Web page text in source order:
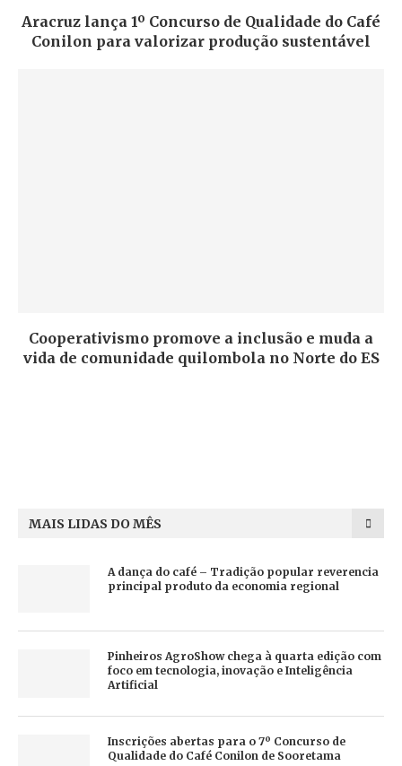
Aracruz lança 1º Concurso de Qualidade do Café
Conilon para valorizar produção sustentável
Cooperativismo promove a inclusão e muda a
vida de comunidade quilombola no Norte do ES
MAIS LIDAS DO MÊS
A dança do café – Tradição popular reverencia
principal produto da economia regional
Pinheiros AgroShow chega à quarta edição com
foco em tecnologia, inovação e Inteligência
Artificial
Inscrições abertas para o 7º Concurso de
Qualidade do Café Conilon de Sooretama